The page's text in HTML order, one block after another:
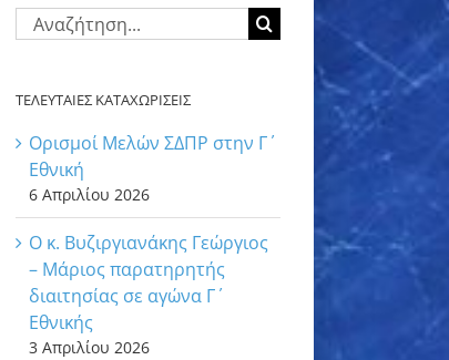
Αναζήτηση
για:
ΤΕΛΕΥΤΑΙΕΣ ΚΑΤΑΧΩΡΙΣΕΙΣ
Ορισμοί Μελών ΣΔΠΡ στην Γ΄
Εθνική
6 Απριλίου 2026
Ο κ. Βυζιργιανάκης Γεώργιος
– Μάριος παρατηρητής
διαιτησίας σε αγώνα Γ΄
Εθνικής
3 Απριλίου 2026